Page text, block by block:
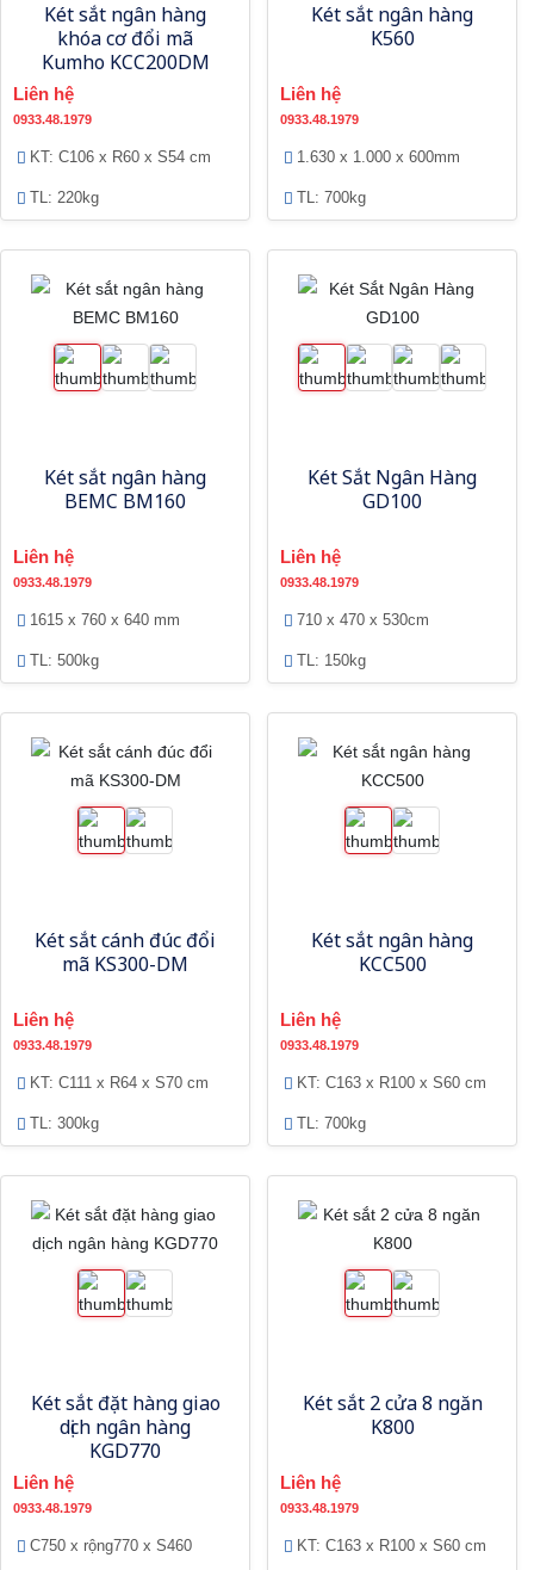
Két sắt ngân hàng
khóa cơ đổi mã
Kumho KCC200DM
Liên hệ
0933.48.1979
KT: C106 x R60 x S54 cm
TL: 220kg
Két sắt ngân hàng
K560
Liên hệ
0933.48.1979
1.630 x 1.000 x 600mm
TL: 700kg
Két sắt ngân hàng
BEMC BM160
Liên hệ
0933.48.1979
1615 x 760 x 640 mm
TL: 500kg
Két Sắt Ngân Hàng
GD100
Liên hệ
0933.48.1979
710 x 470 x 530cm
TL: 150kg
Két sắt cánh đúc đổi
mã KS300-DM
Liên hệ
0933.48.1979
KT: C111 x R64 x S70 cm
TL: 300kg
Két sắt ngân hàng
KCC500
Liên hệ
0933.48.1979
KT: C163 x R100 x S60 cm
TL: 700kg
Két sắt đặt hàng giao
dịch ngân hàng
KGD770
Liên hệ
0933.48.1979
C750 x rộng770 x S460
Két sắt 2 cửa 8 ngăn
K800
Liên hệ
0933.48.1979
KT: C163 x R100 x S60 cm